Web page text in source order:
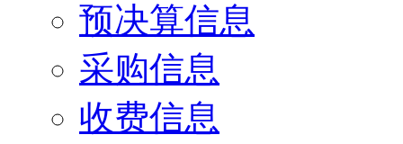
预决算信息
采购信息
收费信息